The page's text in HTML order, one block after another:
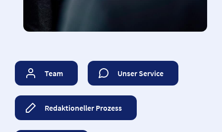
Team Unser Service
Redaktioneller Prozess